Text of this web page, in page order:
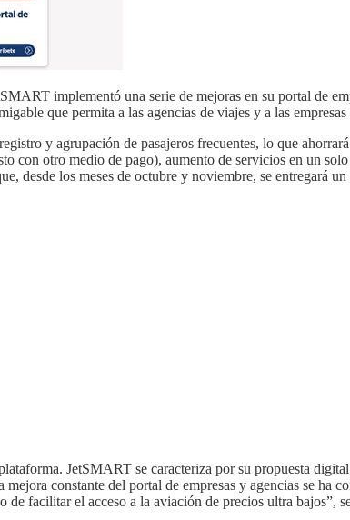
implementó una serie de mejoras en su portal de
que permita a las agencias de viajes y a las
y agrupación de pasajeros frecuentes, lo que
con otro medio de pago), aumento de servicios en un
desde los meses de octubre y noviembre, se entregará
JetSMART se caracteriza por su propuesta
constante del portal de empresas y agencias se ha
facilitar el acceso a la aviación de precios ultra bajos”,